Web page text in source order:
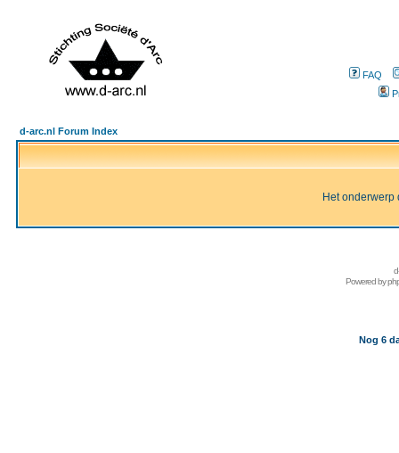
FAQ
d-arc.nl Forum Index
Het onderwerp
Powered by
Nog 6